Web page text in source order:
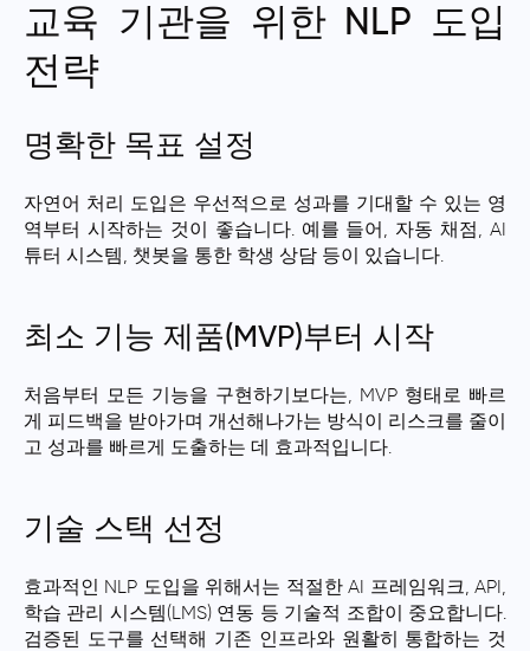
교육 기관을 위한 NLP 도입
전략
명확한 목표 설정
자연어 처리 도입은 우선적으로 성과를 기대할 수 있는 영
역부터 시작하는 것이 좋습니다. 예를 들어, 자동 채점, AI
튜터 시스템, 챗봇을 통한 학생 상담 등이 있습니다.
최소 기능 제품(MVP)부터 시작
처음부터 모든 기능을 구현하기보다는, MVP 형태로 빠르
게 피드백을 받아가며 개선해나가는 방식이 리스크를 줄이
고 성과를 빠르게 도출하는 데 효과적입니다.
기술 스택 선정
효과적인 NLP 도입을 위해서는 적절한 AI 프레임워크, API,
학습 관리 시스템(LMS) 연동 등 기술적 조합이 중요합니다.
검증된 도구를 선택해 기존 인프라와 원활히 통합하는 것